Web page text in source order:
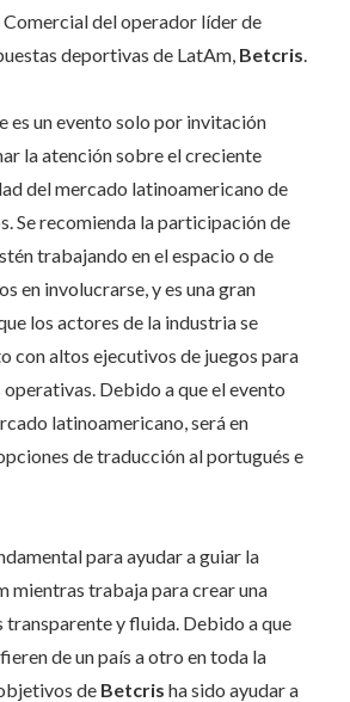
Comercial del operador líder de
deportivas de LatAm, Betcris
es un evento solo por invitación
la atención sobre el creciente
del mercado latinoamericano de
Se recomienda la participación de
trabajando en el espacio o de
​​en involucrarse, y es una gran
los actores de la industria se
con altos ejecutivos de juegos para
Debido a que el evento
latinoamericano, será en
de traducción al portugués e
para ayudar a guiar la
mientras trabaja para crear una
transparente y fluida. Debido a que
de un país a otro en toda la
de Betcris ha sido ayudar a